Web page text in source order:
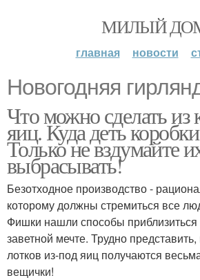
МИЛЫЙ
главная новости
Новогодняя
Что можно сделать из
яиц. Куда деть
Только не вздумайте
выбрасывать!
Безотходное производство -
которому должны стремиться все
Фишки нашли способы приблизиться
заветной мечте. Трудно
лотков из-под яиц получаются
вещички!